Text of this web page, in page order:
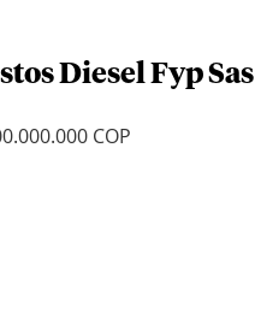
Diesel Fyp Sas
COP